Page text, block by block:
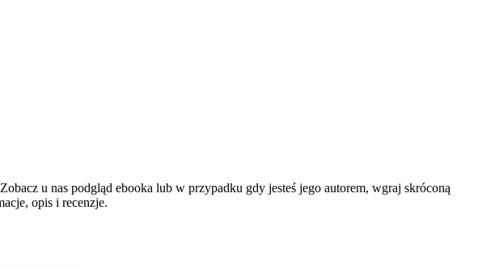
u nas podgląd ebooka lub w przypadku gdy jesteś jego autorem, wgraj skróconą
opis i recenzje.